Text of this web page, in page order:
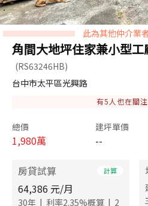
此為其他仲介業
角間大地坪住家兼小型工
(RS63246HB)
台中市太平區光興路
有5 人也在關
總價
1,980萬
建坪單價
--
房貸試算 計算
64,386 元/月
30年 | 利率2.35%概算 | 2